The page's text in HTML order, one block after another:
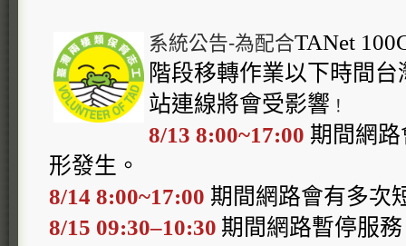
系統公告-為配合TANet
階段移轉作業以下時間
站連線將會受影響 ！
8/13 8:00~17:00 期間網
形發生。
8/14 8:00~17:00 期間網路會有多次
8/15 09:30–10:30 期間網路暫停服